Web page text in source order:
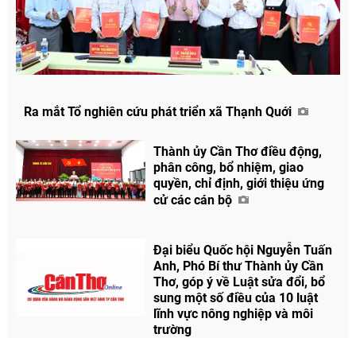
Ra mắt Tổ nghiên cứu phát triển xã Thạnh Quới
Thành ủy Cần Thơ điều động,
phân công, bổ nhiệm, giao
quyền, chỉ định, giới thiệu ứng
cử các cán bộ
Đại biểu Quốc hội Nguyễn Tuấn
Anh, Phó Bí thư Thành ủy Cần
Thơ, góp ý về Luật sửa đổi, bổ
sung một số điều của 10 luật
lĩnh vực nông nghiệp và môi
trường